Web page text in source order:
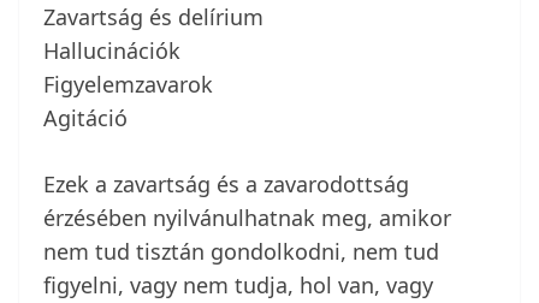
Zavartság és delírium
Hallucinációk
Figyelemzavarok
Agitáció
Ezek a zavartság és a zavarodottság
érzésében nyilvánulhatnak meg, amikor
nem tud tisztán gondolkodni, nem tud
figyelni, vagy nem tudja, hol van, vagy